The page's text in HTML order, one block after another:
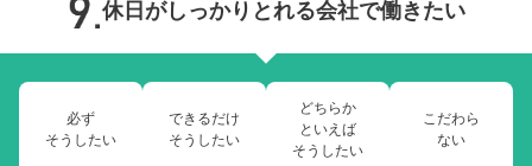
休日がしっかりとれる会社で働きたい
必ず
そうしたい
できるだけ
そうしたい
どちらか
といえば
そうしたい
こだわら
ない